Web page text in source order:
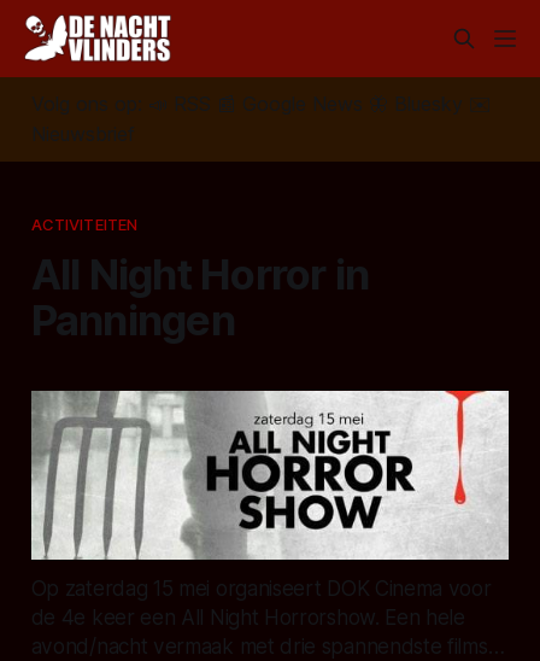
Volg ons op: 📣 RSS 📰 Google News 🦋 Bluesky
✉️
Nieuwsbrief
ACTIVITEITEN
All Night Horror in
Panningen
Op zaterdag 15 mei organiseert DOK Cinema voor
de 4e keer een All Night Horrorshow. Een hele
avond/nacht vermaak met drie spannendste films…